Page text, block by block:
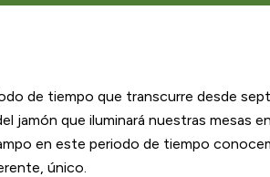
de tiempo que transcurre desde
jamón que iluminará nuestras mesas
en este periodo de tiempo
único.